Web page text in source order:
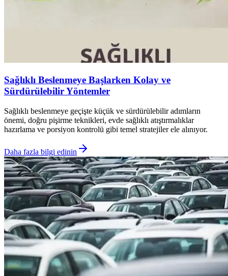
Sağlıklı Beslenmeye Başlarken Kolay ve
Sürdürülebilir Yöntemler
Sağlıklı beslenmeye geçişte küçük ve sürdürülebilir adımların
önemi, doğru pişirme teknikleri, evde sağlıklı atıştırmalıklar
hazırlama ve porsiyon kontrolü gibi temel stratejiler ele alınıyor.
Daha fazla bilgi edinin